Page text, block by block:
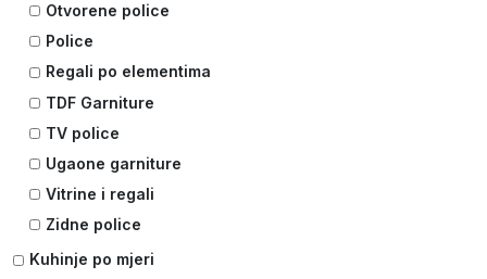
Otvorene police
Police
Regali po elementima
TDF Garniture
TV police
Ugaone garniture
Vitrine i regali
Zidne police
Kuhinje po mjeri